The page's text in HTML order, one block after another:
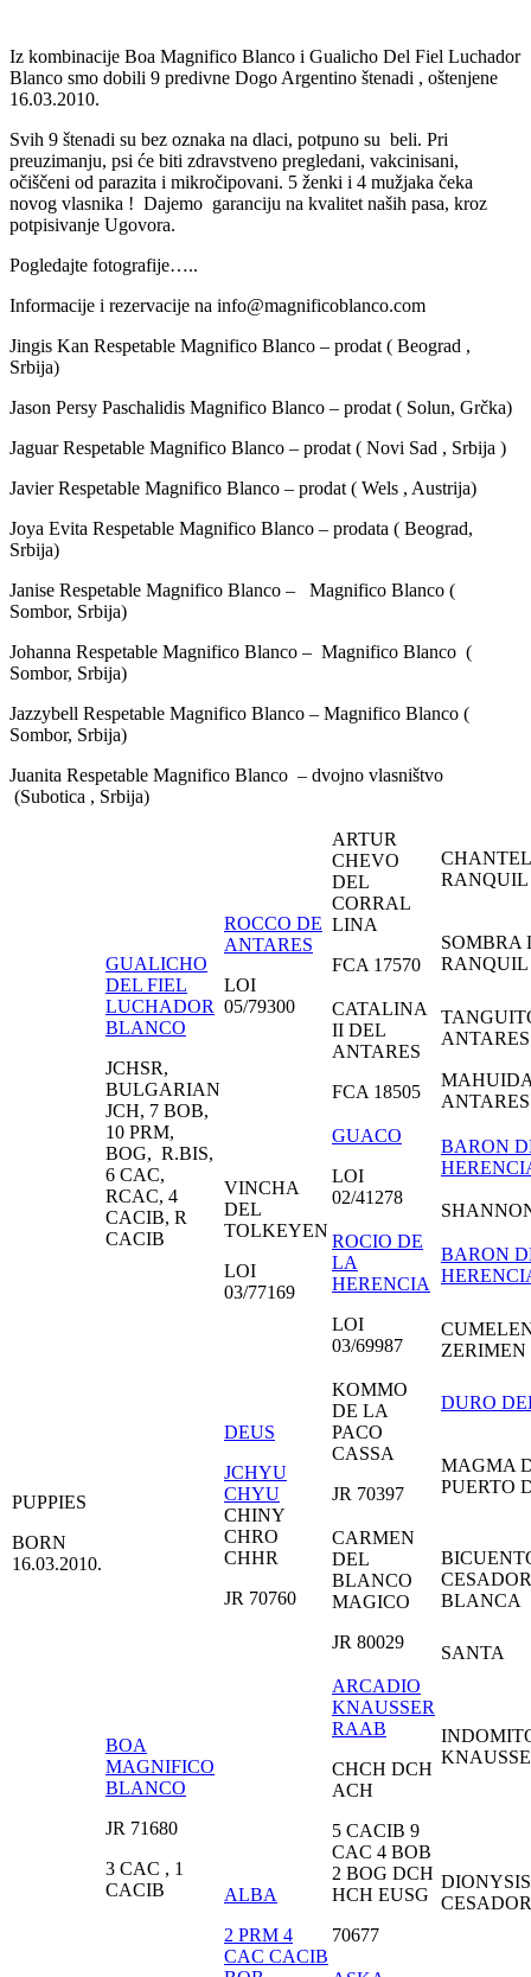
Iz kombinacije Boa Magnifico Blanco i Gualicho Del Fiel Luchador
Blanco smo dobili 9 predivne Dogo Argentino štenadi , oštenjene
16.03.2010.
Svih 9 štenadi su bez oznaka na dlaci, potpuno su beli. Pri
preuzimanju, psi će biti zdravstveno pregledani, vakcinisani,
očiščeni od parazita i mikročipovani. 5 ženki i 4 mužjaka čeka
novog vlasnika ! Dajemo garanciju na kvalitet naših pasa, kroz
potpisivanje Ugovora.
Pogledajte fotografije…..
Informacije i rezervacije na info@magnificoblanco.com
Jingis Kan Respetable Magnifico Blanco – prodat ( Beograd ,
Srbija)
Jason Persy Paschalidis Magnifico Blanco – prodat ( Solun, Grčka)
Jaguar Respetable Magnifico Blanco – prodat ( Novi Sad , Srbija )
Javier Respetable Magnifico Blanco – prodat ( Wels , Austrija)
Joya Evita Respetable Magnifico Blanco – prodata ( Beograd,
Srbija)
Janise Respetable Magnifico Blanco – Magnifico Blanco (
Sombor, Srbija)
Johanna Respetable Magnifico Blanco – Magnifico Blanco (
Sombor, Srbija)
Jazzybell Respetable Magnifico Blanco – Magnifico Blanco (
Sombor, Srbija)
Juanita Respetable Magnifico Blanco – dvojno vlasništvo
(Subotica , Srbija)
PUPPIES
BORN
16.03.2010.
GUALICHO
DEL FIEL
LUCHADOR
BLANCO
JCHSR,
BULGARIAN
JCH, 7 BOB,
10 PRM,
BOG, R.BIS,
6 CAC,
RCAC, 4
CACIB, R
CACIB
ROCCO DE
ANTARES
LOI
05/79300
ARTUR
CHEVO
DEL
CORRAL
LINA
FCA 17570
RANQUIL
SOMBRA
RANQUIL
CATALINA
II DEL
ANTARES
FCA 18505
ANTARES
ANTARES
VINCHA
DEL
TOLKEYEN
LOI
03/77169
GUACO
LOI
02/41278
BARON
ROCIO DE
LA
HERENCIA
LOI
03/69987
BARON
ZERIMEN
BOA
MAGNIFICO
BLANCO
JR 71680
3 CAC , 1
CACIB
DEUS
JCHYU
CHYU
CHINY
CHRO
CHHR
JR 70760
KOMMO
DE LA
PACO
CASSA
JR 70397
DURO
MAGMA
PUERTO
CARMEN
DEL
BLANCO
MAGICO
JR 80029
BLANCA
SANTA
ALBA
2 PRM 4
CAC CACIB
ARCADIO
KNAUSSER
RAAB
CHCH DCH
ACH
5 CACIB 9
CAC 4 BOB
2 BOG DCH
HCH EUSG
70677